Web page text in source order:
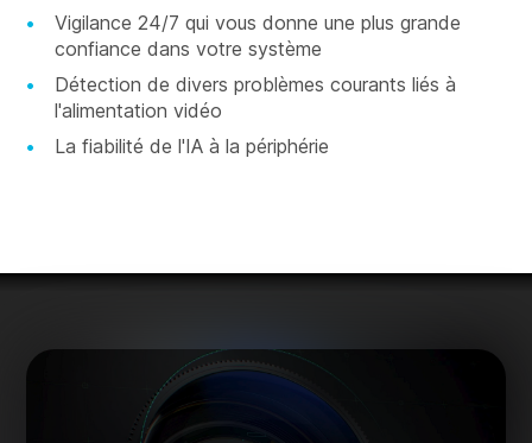
Vigilance 24/7 qui vous donne une plus grande
confiance dans votre système
Détection de divers problèmes courants liés à
l'alimentation vidéo
La fiabilité de l'IA à la périphérie